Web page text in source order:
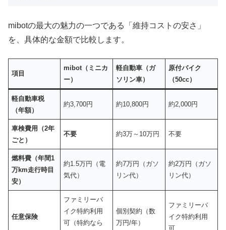
mibotの最大の魅力の一つである「維持コストの安さ」
を、具体的な金額で比較します。
項目
mibot （ミニカ
ー）
軽自動車（ガ
ソリン車）
原付バイク
（50cc）
軽自動車税
（年額）
約3,700円 約10,800円 約2,000円
車検費用（2年
ごと）
不要 約3万～10万円 不要
燃料費（年間 1
万km走行時目
安）
約1.5万円（電
気代）
約7万円（ガソ
リン代）
約2万円（ガソ
リン代）
任意保険
ファミリーバ
イク特約利用
可（特約なら
個別契約（数
万円/年）
ファミリーバ
イク特約利用
可